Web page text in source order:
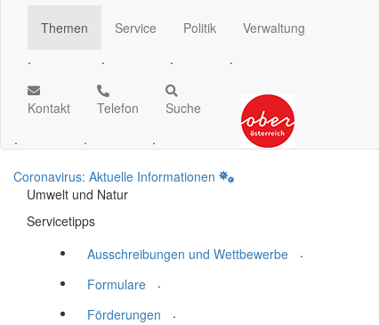
Themen
.
Service
.
Politik
.
Verwaltung
.
Kontakt
.
Telefon
.
Suche
.
Coronavirus: Aktuelle Informationen
Umwelt und Natur
Servicetipps
Ausschreibungen und Wettbewerbe
.
Formulare
.
Förderungen
.